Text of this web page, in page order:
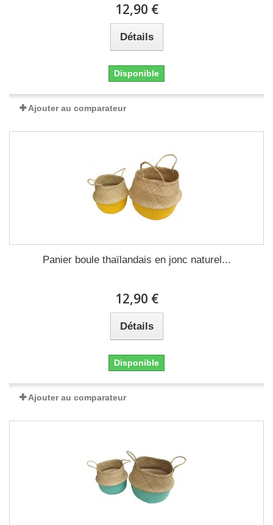
12,90 €
Détails
Disponible
Ajouter au comparateur
Panier boule thaïlandais en jonc naturel...
12,90 €
Détails
Disponible
Ajouter au comparateur